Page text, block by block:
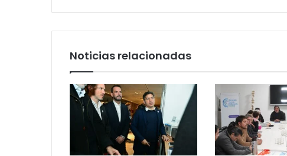
Noticias relacionadas